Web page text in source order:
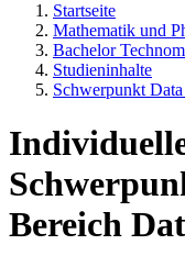
Startseite
Mathematik und
Bachelor
Studieninhalte
Schwerpunkt
Bereich